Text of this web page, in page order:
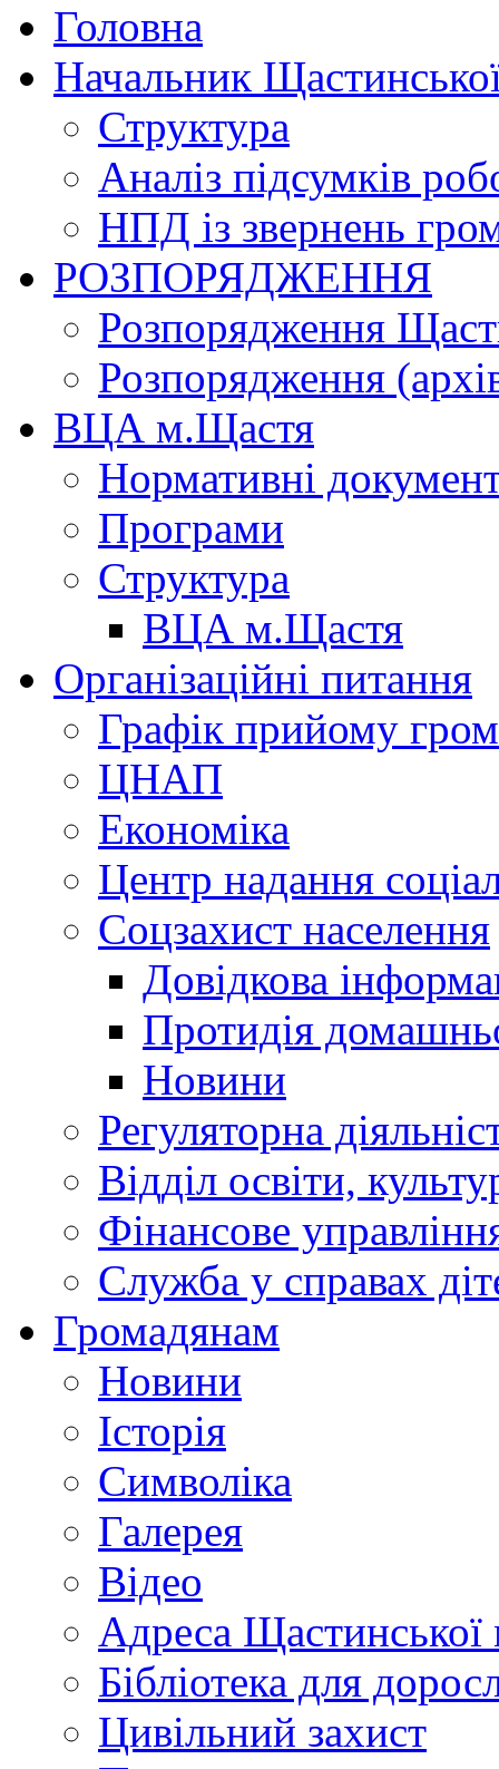
Головна
Начальник
Структура
Аналіз підсумків
НПД із звернень
РОЗПОРЯДЖЕННЯ
Розпорядження
Розпорядження
ВЦА м.Щастя
Нормативні
Програми
Структура
ВЦА м.Щастя
Організаційні питання
Графік прийому
ЦНАП
Економіка
Центр надання
Соцзахист населення
Довідкова
Протидія
Новини
Регуляторна
Відділ освіти,
Фінансове
Служба у справах
Громадянам
Новини
Історія
Символіка
Галерея
Відео
Адреса Щастинської
Бібліотека для
Цивільний захист